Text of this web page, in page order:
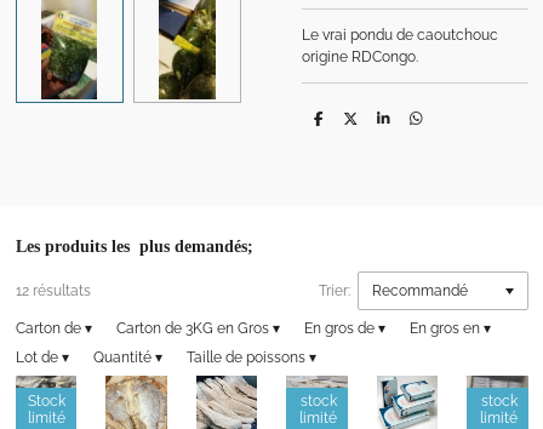
Le vrai pondu de caoutchouc
origine RDCongo.
P
P
P
P
Les produits les plus demandés;
12 résultats Trier:
Carton de ▾ Carton de 3KG en Gros ▾ En gros de ▾ En gros en ▾
Lot de ▾ Quantité ▾ Taille de poissons ▾
Stock
limité
stock
limité
stock
limité